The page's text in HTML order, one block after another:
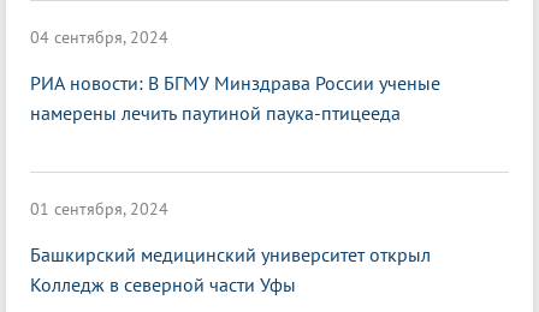
04 сентября, 2024
РИА новости: В БГМУ Минздрава России ученые
намерены лечить паутиной паука-птицееда
01 сентября, 2024
Башкирский медицинский университет открыл
Колледж в северной части Уфы